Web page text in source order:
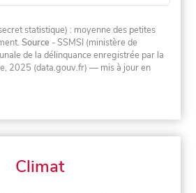
statistique) : moyenne des petites
Source - SSMSI (ministère de
de la délinquance enregistrée par la
2025 (data.gouv.fr) — mis à jour en
Climat